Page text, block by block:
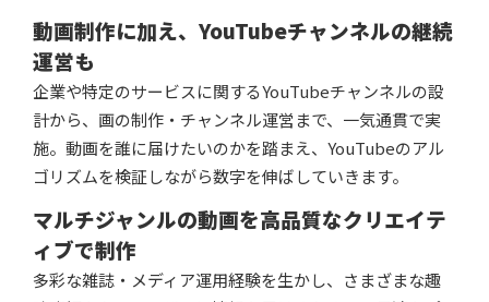
動画制作に加え、YouTubeチャンネルの継続
運営も
企業や特定のサービスに関するYouTubeチャンネルの設
計から、画の制作・チャンネル運営まで、一気通貫で実
施。動画を誰に届けたいのかを踏まえ、YouTubeのアル
ゴリズムを検証しながら数字を伸ばしていきます。​
マルチジャンルの動画を高品質なクリエイテ
ィブで制作​
多彩な雑誌・メディア運用経験を生かし、さまざまな趣